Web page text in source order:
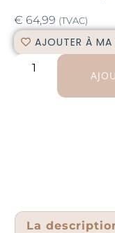
€ 64,99 (TVAC)
AJOUTER À MA
La